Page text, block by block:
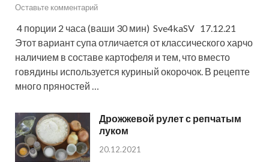
Оставьте комментарий
4 порции 2 часа (ваши 30 мин) Sve4kaSV 17.12.21
Этот вариант супа отличается от классического харчо
наличием в составе картофеля и тем, что вместо
говядины используется куриный окорочок. В рецепте
много пряностей …
Дрожжевой рулет с репчатым
луком
20.12.2021